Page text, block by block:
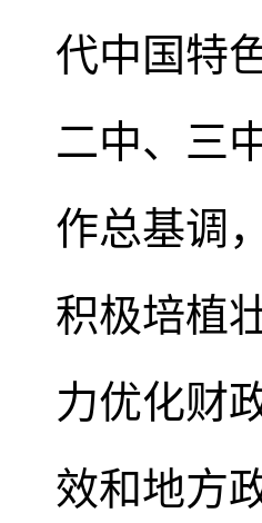
代中国特
二中、三
作总基调
积极培植
力优化财
效和地方